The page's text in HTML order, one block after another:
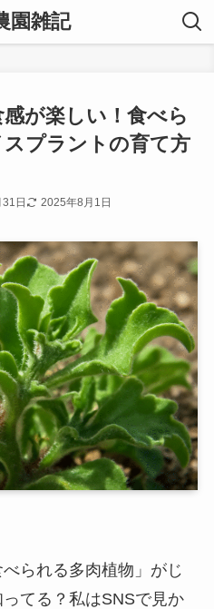
園雑記
が楽しい！食べら
プラントの育て方
日 2025年8月1日
られる多肉植物」がじ
てる？私はSNSで見か